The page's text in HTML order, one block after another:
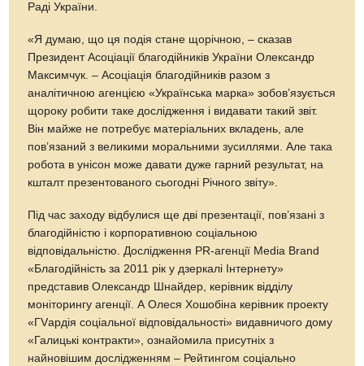
Раді України.
«Я думаю, що ця подія стане щорічною, – сказав
Президент Асоціації благодійників України Олександр
Максимчук. – Асоціація благодійників разом з
аналітичною агенцією «Українська марка» зобов’язується
щороку робити таке дослідження і видавати такий звіт.
Він майже не потребує матеріальних вкладень, але
пов’язаний з великими моральними зусиллями. Але така
робота в унісон може давати дуже гарний результат, на
кшталт презентованого сьогодні Річного звіту».
Під час заходу відбулися ще дві презентації, пов’язані з
благодійністю і корпоративною соціальною
відповідальністю. Дослідження PR-агенції Media Brand
«Благодійність за 2011 рік у дзеркалі Інтернету»
представив Олександр Шнайдер, керівник відділу
моніторингу агенції. А Олеся Хошобіна керівник проекту
«ГVардія соціальної відповідальності» видавничого дому
«Галицькі контракти», ознайомила присутніх з
найновішим дослідженням – Рейтингом соціально